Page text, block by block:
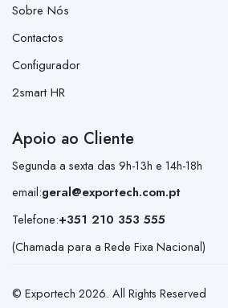
Sobre Nós
Contactos
Configurador
2smart HR
Apoio ao Cliente
Segunda a sexta das 9h-13h e 14h-18h
email:geral@exportech.com.pt
Telefone:+351 210 353 555
(Chamada para a Rede Fixa Nacional)
© Exportech 2026. All Rights Reserved